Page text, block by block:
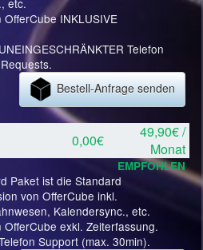
etc.
INKLUSIVE
Telefon
Bestell-Anfrage senden
0,00€
49,90€ /
Monat
EMPFOHLEN
Paket ist die Standard
von OfferCube inkl.
Kalendersync., etc.
exkl. Zeiterfassung.
Support (max. 30min).